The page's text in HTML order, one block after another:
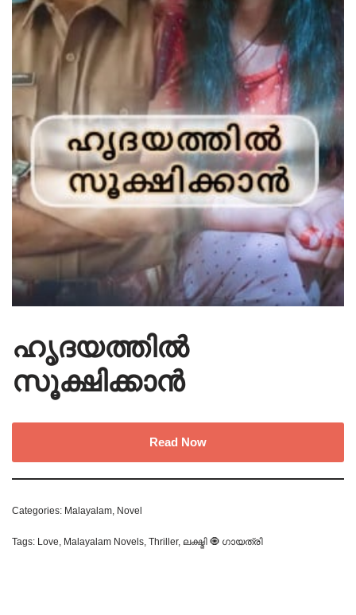
ഹൃദയത്തിൽ
സൂക്ഷിക്കാൻ
Read Now
Categories: Malayalam Novel
Tags: Love Malayalam Novels Thriller, ലക്ഷ്മി 🧿 ഗായത്രി